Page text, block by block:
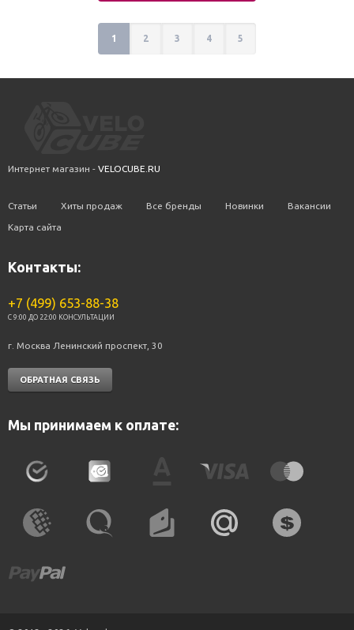
1 2 3 4 5
Интернет магазин - VELOCUBE.RU
Статьи Хиты продаж Все бренды Новинки Вакансии
Карта сайта
Контакты:
+7 (499) 653-88-38
C 9:00 ДО 22:00 КОНСУЛЬТАЦИИ
г. Москва Ленинский проспект, 30
ОБРАТНАЯ СВЯЗЬ
Мы принимаем к оплате: